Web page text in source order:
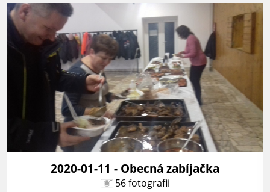
2020-01-11 - Obecná zabíjačka
56 fotografii